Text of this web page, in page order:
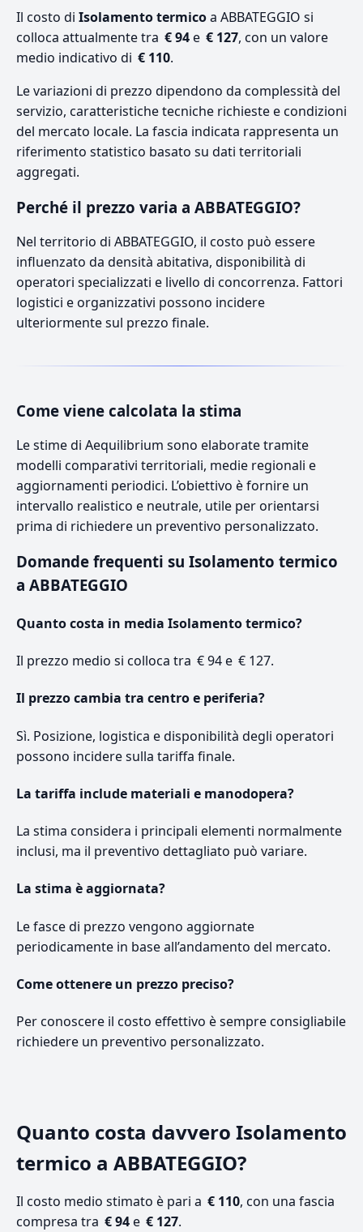
Il costo di Isolamento termicoa ABBATEGGIO si
colloca attualmente tra € 94e € 127, con un valore
medio indicativo di € 110.
Le variazioni di prezzo dipendono da complessità del
servizio, caratteristiche tecniche richieste e condizioni
del mercato locale. La fascia indicata rappresenta un
riferimento statistico basato su dati territoriali
aggregati.
Perché il prezzo varia a ABBATEGGIO?
Nel territorio di ABBATEGGIO, il costo può essere
influenzato da densità abitativa, disponibilità di
operatori specializzati e livello di concorrenza. Fattori
logistici e organizzativi possono incidere
ulteriormente sul prezzo finale.
Come viene calcolata la stima
Le stime di Aequilibrium sono elaborate tramite
modelli comparativi territoriali, medie regionali e
aggiornamenti periodici. L’obiettivo è fornire un
intervallo realistico e neutrale, utile per orientarsi
prima di richiedere un preventivo personalizzato.
Domande frequenti su Isolamento termico
a ABBATEGGIO
Quanto costa in media Isolamento termico?
Il prezzo medio si colloca tra € 94 e € 127.
Il prezzo cambia tra centro e periferia?
Sì. Posizione, logistica e disponibilità degli operatori
possono incidere sulla tariffa finale.
La tariffa include materiali e manodopera?
La stima considera i principali elementi normalmente
inclusi, ma il preventivo dettagliato può variare.
La stima è aggiornata?
Le fasce di prezzo vengono aggiornate
periodicamente in base all’andamento del mercato.
Come ottenere un prezzo preciso?
Per conoscere il costo effettivo è sempre consigliabile
richiedere un preventivo personalizzato.
Quanto costa davvero Isolamento
termico a ABBATEGGIO?
Il costo medio stimato è pari a € 110, con una fascia
compresa tra € 94e € 127.